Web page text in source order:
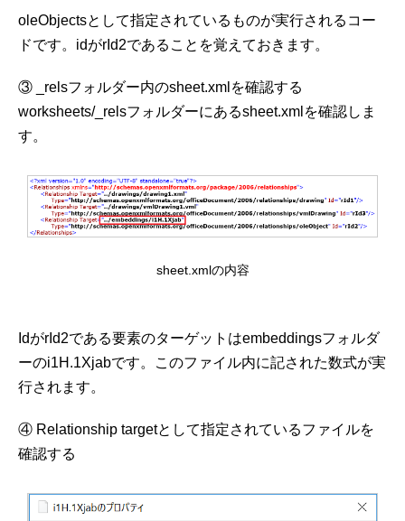
oleObjectsとして指定されているものが実行されるコー
ドです。idがrId2であることを覚えておきます。
③ _relsフォルダー内のsheet.xmlを確認する
worksheets/_relsフォルダーにあるsheet.xmlを確認しま
す。
sheet.xmlの内容
IdがrId2である要素のターゲットはembeddingsフォルダ
ーのi1H.1Xjabです。このファイル内に記された数式が実
行されます。
④ Relationship targetとして指定されているファイルを
確認する